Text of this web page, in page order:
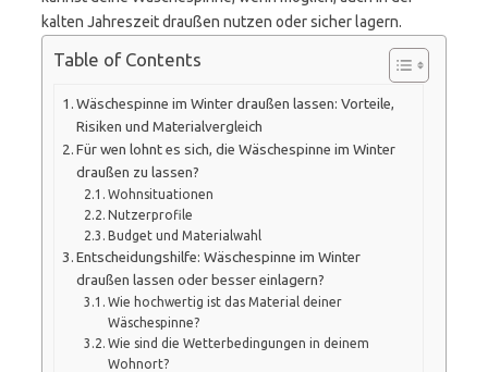
kalten Jahreszeit draußen nutzen oder sicher lagern.
Table of Contents
Wäschespinne im Winter draußen lassen: Vorteile,
Risiken und Materialvergleich
Für wen lohnt es sich, die Wäschespinne im Winter
draußen zu lassen?
Wohnsituationen
Nutzerprofile
Budget und Materialwahl
Entscheidungshilfe: Wäschespinne im Winter
draußen lassen oder besser einlagern?
Wie hochwertig ist das Material deiner
Wäschespinne?
Wie sind die Wetterbedingungen in deinem
Wohnort?